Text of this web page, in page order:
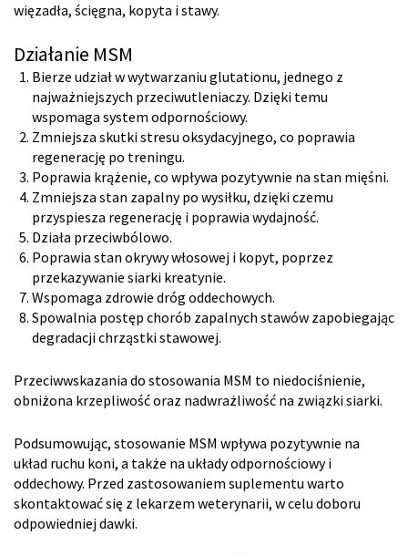
więzadła, ścięgna, kopyta i stawy.
Działanie MSM
Bierze udział w wytwarzaniu glutationu, jednego z
najważniejszych przeciwutleniaczy. Dzięki temu
wspomaga system odpornościowy.
Zmniejsza skutki stresu oksydacyjnego, co poprawia
regenerację po treningu.
Poprawia krążenie, co wpływa pozytywnie na stan mięśni.
Zmniejsza stan zapalny po wysiłku, dzięki czemu
przyspiesza regenerację i poprawia wydajność.
Działa przeciwbólowo.
Poprawia stan okrywy włosowej i kopyt, poprzez
przekazywanie siarki kreatynie.
Wspomaga zdrowie dróg oddechowych.
Spowalnia postęp chorób zapalnych stawów zapobiegając
degradacji chrząstki stawowej.
Przeciwwskazania do stosowania MSM to niedociśnienie,
obniżona krzepliwość oraz nadwrażliwość na związki siarki.
Podsumowując, stosowanie MSM wpływa pozytywnie na
układ ruchu koni, a także na układy odpornościowy i
oddechowy. Przed zastosowaniem suplementu warto
skontaktować się z lekarzem weterynarii, w celu doboru
odpowiedniej dawki.